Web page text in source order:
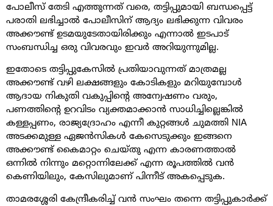
പോലീസ് തേടി എത്തുന്നത് വരെ, തട്ടിപ്പുമായി ബന്ധപ്പെട്ട്
പരാതി ലഭിച്ചാൽ പോലീസിന് ആദ്യം ലഭിക്കുന്ന വിവരം
അക്കൗണ്ട് ഉടമയുടേതായിരിക്കും എന്നാൽ ഇടപാട്
സംബന്ധിച്ച ഒരു വിവരവും ഇവർ അറിയുന്നുമില്ല.
ഇതോടെ തട്ടിപ്പുകേസിൽ പ്രതിയാവുന്നത് മാത്രമല്ല
അക്കൗണ്ട് വഴി ലക്ഷങ്ങളും കോടികളും മറിയുമ്പോൾ
ആദായ നികുതി വകുപ്പിൻ്റെ അന്വേഷണം വരും,
പണത്തിൻ്റെ ഉറവിടം വ്യക്തമാക്കാൻ സാധിച്ചില്ലെങ്കിൽ
കള്ളപ്പണം, രാജ്യദ്രോഹം എന്നീ കുറ്റങ്ങൾ ചുമത്തി NIA
അടക്കമുള്ള ഏജൻസികൾ കേസെടുക്കും ഇങ്ങനെ
അക്കൗണ്ട് കൈമാറ്റം ചെയ്തു എന്ന കാരണത്താൽ
ഒന്നിൽ നിന്നും മറ്റൊന്നിലേക്ക് എന്ന രൂപത്തിൽ വൻ
കെണിയിലും, കേസിലുമാണ് പിന്നീട് അകപ്പെടുക.
താമരശ്ശേരി കേന്ദ്രീകരിച്ച് വൻ സംഘം തന്നെ തട്ടിപ്പുകാർക്ക്